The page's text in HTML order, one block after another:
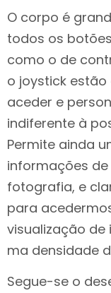
O corpo é
todos os
como o de
o joystick
aceder e
indiferente à
Permite ainda
informações
fotografia, e
para
visualização
ma densidade
Segue-se o